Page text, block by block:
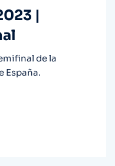
|
de la
España.